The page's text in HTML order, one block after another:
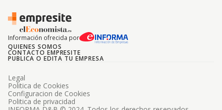
Información ofrecida por
QUIENES SOMOS
CONTACTO EMPRESITE
PUBLICA O EDITA TU EMPRESA
Legal
Politica de Cookies
Configuracion de Cookies
Politica de privacidad